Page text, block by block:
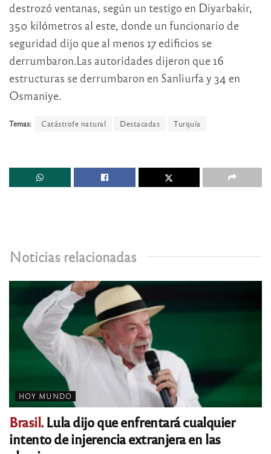
destrozó ventanas, según un testigo en Diyarbakir,
350 kilómetros al este, donde un funcionario de
seguridad dijo que al menos 17 edificios se
derrumbaron.Las autoridades dijeron que 16
estructuras se derrumbaron en Sanliurfa y 34 en
Osmaniye.
Temas: Catástrofe natural Destacadas Turquía
Noticias relacionadas
HOY MUNDO
Brasil.Lula dijo que enfrentará cualquier
intento de injerencia extranjera en las